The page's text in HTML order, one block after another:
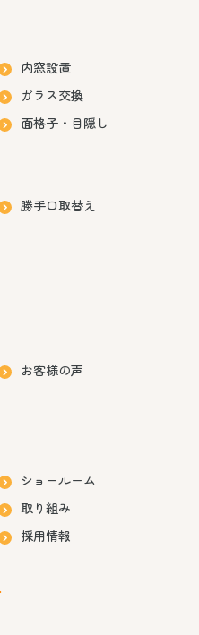
内窓設置
ガラス交換
面格子・目隠し
勝手口取替え
お客様の声
ショールーム
取り組み
採用情報